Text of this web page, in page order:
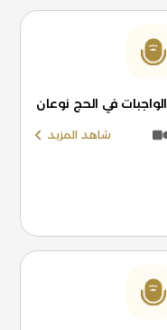
الواجبات في الحج نوعان
شاهد المزيد